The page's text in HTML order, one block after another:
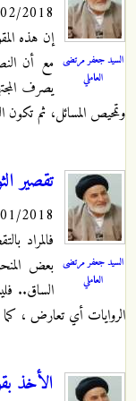
السيد جعفر مرتضى
العاملي
- 06:00
إن هذه
مع أن
يصرف
وتمحيص المسائل، ثم تكون
السيد جعفر مرتضى
العاملي
تقصير
- 06:00
فالمراد
بعض
الساق..
الروايات أي تعارض ،
الأخذ